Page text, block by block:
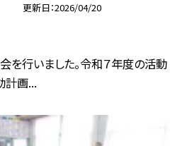
更新日 2026/04/20
を行いました。令和７年度の活動
計画...